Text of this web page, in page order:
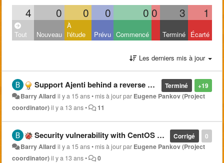
4 0 0 0 0 0 3 1
Tout Nouveau
À
l'étude
Prévu Commencé Terminé Écarté
Les derniers mis à jour
+19
Terminé
Support Ajenti behind a reverse proxy
Barry Allard il y a 15 ans• mis à jour par Eugene Pankov (Project
coordinator)il y a 13 ans• 11
0
Corrigé
Security vulnerability with CentOS RPMs.
Barry Allard il y a 15 ans• mis à jour par Eugene Pankov (Project
coordinator)il y a 13 ans• 0